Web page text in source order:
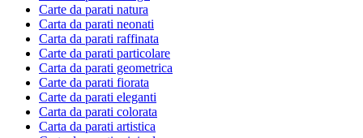
Carte da parati natura
Carta da parati neonati
Carta da parati raffinata
Carte da parati particolare
Carta da parati geometrica
Carte da parati fiorata
Carte da parati eleganti
Carta da parati colorata
Carta da parati artistica